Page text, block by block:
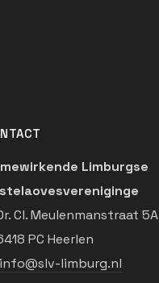
Limburgse
Cl. Meulenmanstraat 5A
PC Heerlen
info@slv-limburg.nl